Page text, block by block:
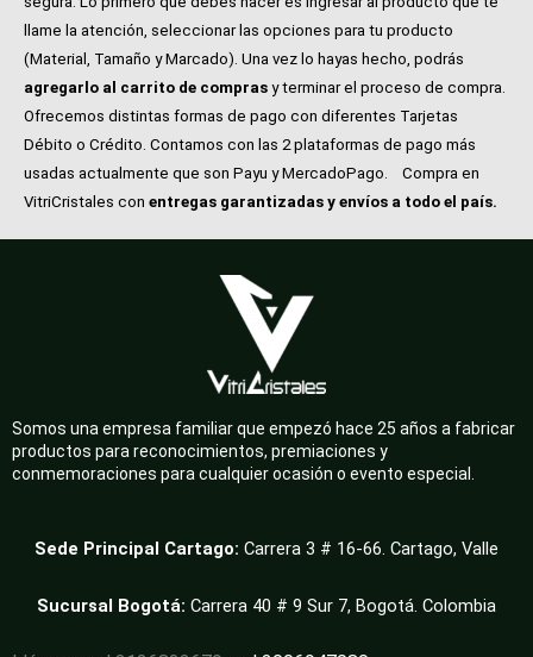
llame la atención, seleccionar las opciones para tu producto
(Material, Tamaño y Marcado). Una vez lo hayas hecho, podrás
agregarlo al carrito de compras y terminar el proceso de compra.
Ofrecemos distintas formas de pago con diferentes Tarjetas
Débito o Crédito. Contamos con las 2 plataformas de pago más
usadas actualmente que son Payu y MercadoPago.
Compra en
VitriCristales con entregas garantizadas y envíos a todo el país.
Somos una empresa familiar que empezó hace 25 años a fabricar
productos para reconocimientos, premiaciones y
conmemoraciones para cualquier ocasión o evento especial.
Sede Principal Cartago: Carrera 3 # 16-66. Cartago, Valle
Sucursal Bogotá: Carrera 40 # 9 Sur 7, Bogotá. Colombia